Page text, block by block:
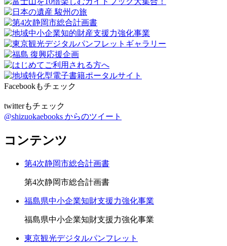
Facebookもチェック
twitterもチェック
@shizuokaebooks からのツイート
コンテンツ
第4次静岡市総合計画書
第4次静岡市総合計画書
福島県中小企業知財支援力強化事業
福島県中小企業知財支援力強化事業
東京観光デジタルパンフレット